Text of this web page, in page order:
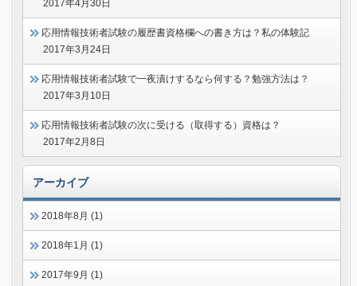
2017年4月30日
応用情報技術者試験の履歴書資格欄への書き方は？私の体験記
2017年3月24日
応用情報技術者試験で一夜漬けするなら何する？勉強方法は？
2017年3月10日
応用情報技術者試験の次に受ける（取得する）資格は？
2017年2月8日
アーカイブ
2018年8月 (1)
2018年1月 (1)
2017年9月 (1)